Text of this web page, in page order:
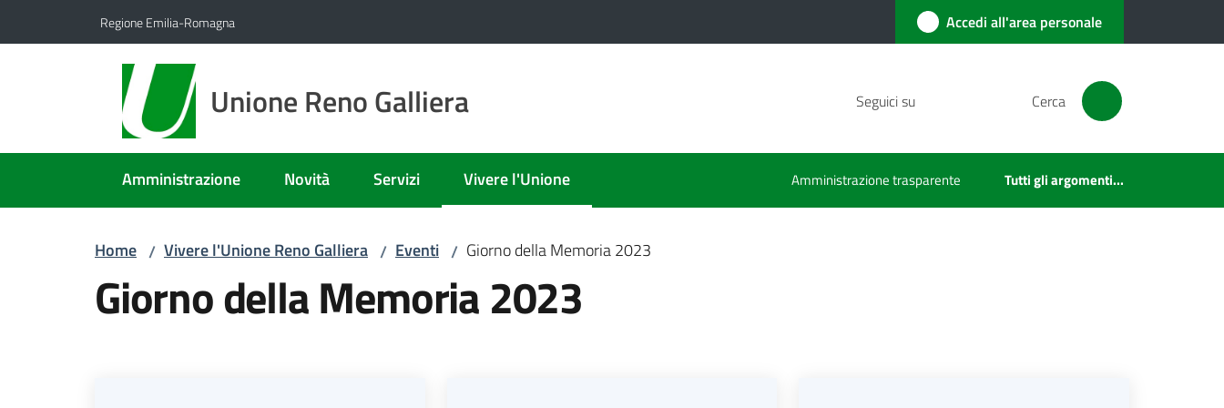
Regione Emilia-Romagna Accedi all'area personale
Unione Reno Galliera Seguici su Cerca
Amministrazione Novità Servizi Vivere l'Unione
Menu selezionato Amministrazione trasparente Tutti gli argomenti...
Home / Vivere l'Unione Reno Galliera / Eventi / Giorno della Memoria 2023
Giorno della Memoria 2023